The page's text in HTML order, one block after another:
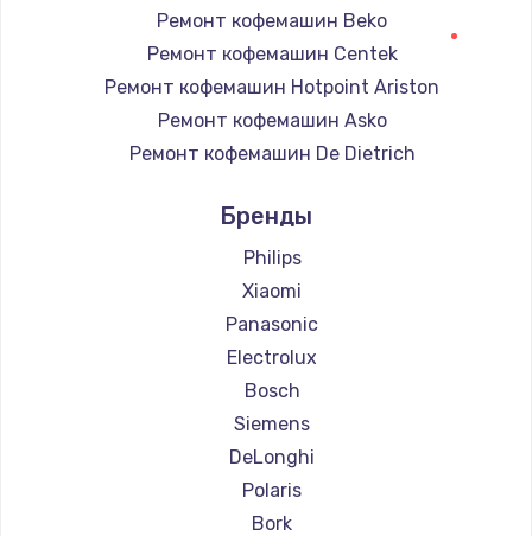
Ремонт кофемашин Beko
Ремонт кофемашин Centek
Ремонт кофемашин Hotpoint Ariston
Ремонт кофемашин Asko
Ремонт кофемашин De Dietrich
Ремонт кофемашин Ascaso
Ремонт кофемашин Jura
Ремонт кофемашин Olympia
Ремонт кофемашин Saeco
Ремонт кофемашин La Cimbali
Ремонт кофемашин WMF
Ремонт кофемашин Yamaguchi
Ремонт кофемашин Nivona
Ремонт кофемашин Astoria
Ремонт кофемашин JVC
Бренды
Philips
Xiaomi
Panasonic
Electrolux
Bosch
Siemens
DeLonghi
Polaris
Bork